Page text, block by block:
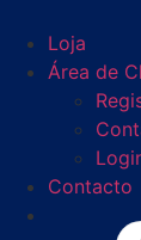
Loja
Área de
Contacto